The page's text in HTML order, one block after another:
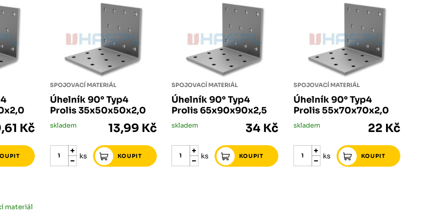
Kč
SPOJOVACÍ MATERIÁL
Úhelník 90° Typ4
Prolis 35x50x50x2,0
skladem 13,99 Kč
ks
SPOJOVACÍ MATERIÁL
Úhelník 90° Typ4
Prolis 65x90x90x2,5
skladem 34 Kč
ks
SPOJOVACÍ MATERIÁL
Úhelník 90° Typ4
Prolis 55x70x70x2,0
skladem 22 Kč
ks
materiál